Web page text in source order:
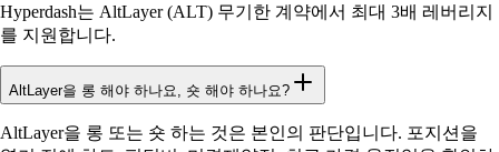
Hyperdash는 AltLayer (ALT) 무기한 계약에서 최대 3배 레버리지
를 지원합니다.
AltLayer을 롱 해야 하나요, 숏 해야 하나요?
AltLayer을 롱 또는 숏 하는 것은 본인의 판단입니다. 포지션을